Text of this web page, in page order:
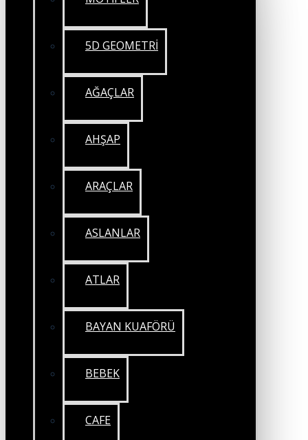
5D GEOMETRİ
AĞAÇLAR
AHŞAP
ARAÇLAR
ASLANLAR
ATLAR
BAYAN KUAFÖRÜ
BEBEK
CAFE